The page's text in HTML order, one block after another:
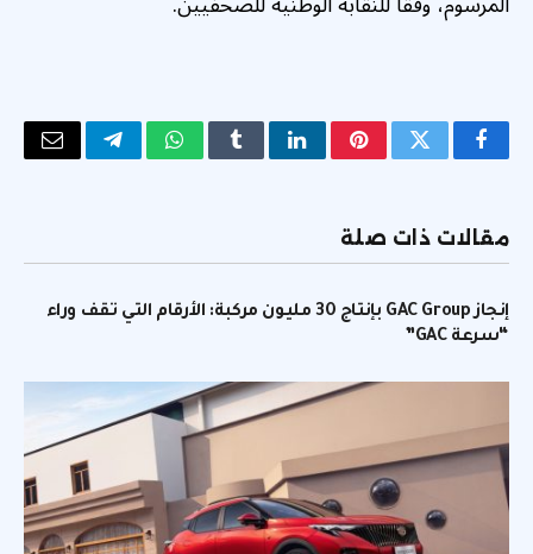
فيسبوكتويتر بينتيريستلينكدإنTumblrواتسابتيلقرامالبريد
مقالات ذات صلة
إنجاز GAC Group بإنتاج 30 مليون مركبة: الأرقام التي تقف وراء
“سرعة GAC”